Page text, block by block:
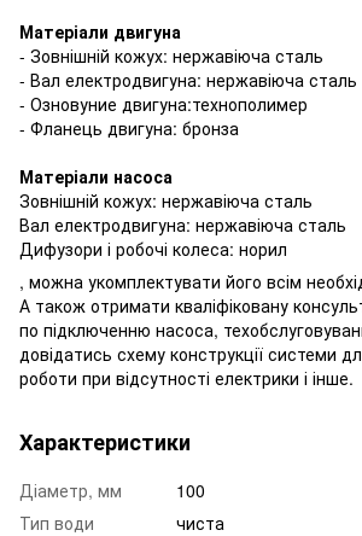
Матеріали двигуна
- Зовнішній кожух: нержавіюча сталь
- Вал електродвигуна: нержавіюча сталь
- Озновуние двигуна:технополимер
- Фланець двигуна: бронза
Матеріали насоса
Зовнішній кожух: нержавіюча сталь
Вал електродвигуна: нержавіюча сталь
Дифузори і робочі колеса: норил
, можна укомплектувати його всім
А також отримати кваліфіковану
по підключенню насоса,
довідатись схему конструкції системи
роботи при відсутності електрики і інше.
Характеристики
Діаметр, мм
100
Тип води
чиста